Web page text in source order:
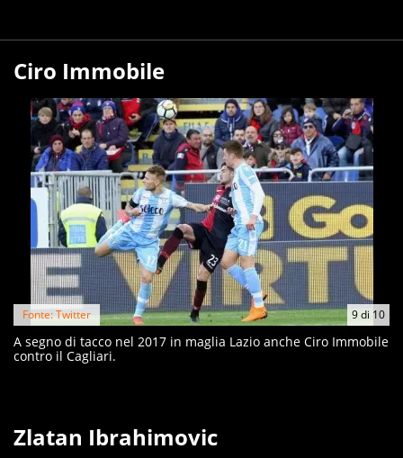
Ciro Immobile
9di 10
Fonte: Twitter
A segno di tacco nel 2017 in maglia Lazio anche Ciro Immobile
contro il Cagliari.
Zlatan Ibrahimovic